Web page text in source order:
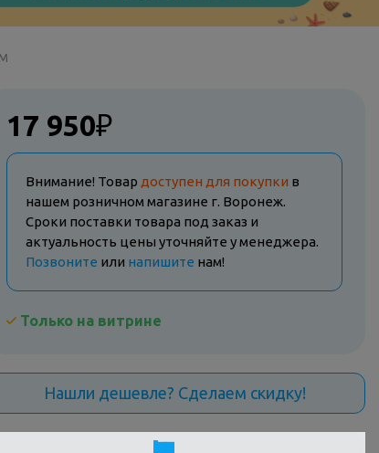
17 950₽
Внимание! Товар доступен для покупки в
нашем розничном магазине г. Воронеж.
Сроки поставки товара под заказ и
актуальность цены уточняйте у менеджера.
Позвоните или напишите нам!
Только на витрине
Нашли дешевле? Сделаем скидку!